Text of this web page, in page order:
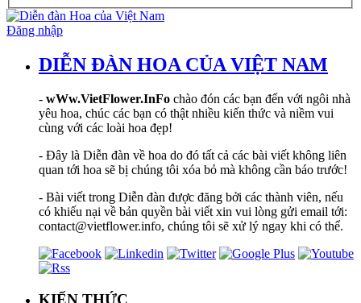
Đăng nhập
DIỄN ĐÀN HOA CỦA VIỆT NAM
- wWw.VietFlower.InFo chào đón các bạn đến với ngôi nhà
yêu hoa, chúc các bạn có thật nhiều kiến thức và niềm vui
cùng với các loài hoa đẹp!
- Đây là Diễn đàn về hoa do đó tất cả các bài viết không liên
quan tới hoa sẽ bị chúng tôi xóa bỏ mà không cần báo trước!
- Bài viết trong Diễn đàn được đăng bởi các thành viên, nếu
có khiếu nại về bản quyền bài viết xin vui lòng gửi email tới:
contact@vietflower.info, chúng tôi sẽ xử lý ngay khi có thể.
KIẾN THỨC